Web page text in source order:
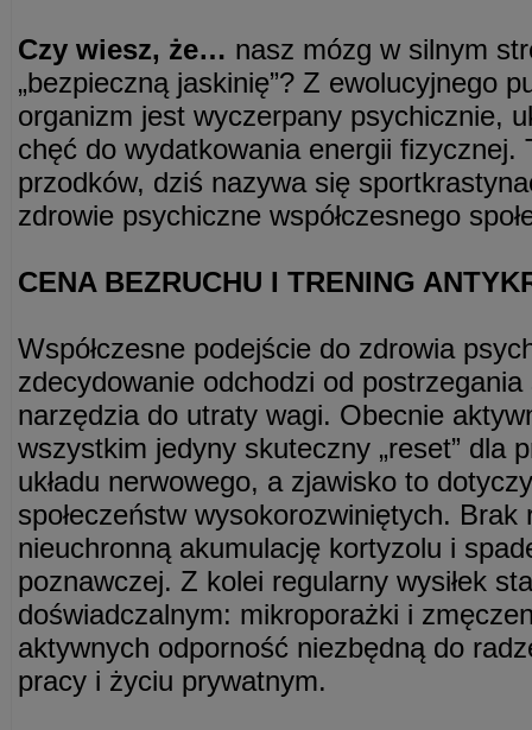
Czy wiesz, że… nasz mózg w silnym
„bezpieczną jaskinię”? Z ewolucyjnego
organizm jest wyczerpany psychicznie,
chęć do wydatkowania energii fizycznej.
przodków, dziś nazywa się
zdrowie psychiczne współczesnego
CENA BEZRUCHU I TRENING
Współczesne podejście do zdrowia
zdecydowanie odchodzi od postrzegania
narzędzia do utraty wagi. Obecnie
wszystkim jedyny skuteczny „reset” dla
układu nerwowego, a zjawisko to
społeczeństw wysokorozwiniętych. Brak
nieuchronną akumulację kortyzolu i
poznawczej. Z kolei regularny wysiłek
doświadczalnym: mikroporażki i
aktywnych odporność niezbędną do
pracy i życiu prywatnym.